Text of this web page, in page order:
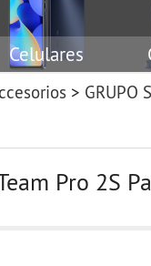
Celulares
> GRUPO
Pro 2S